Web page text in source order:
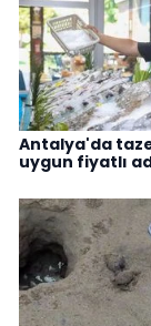
Antalya'da taze
uygun fiyatlı